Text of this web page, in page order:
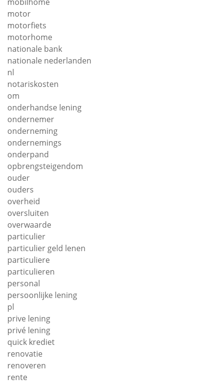
motor
motorfiets
motorhome
nationale bank
nationale nederlanden
nl
notariskosten
om
onderhandse lening
ondernemer
onderneming
ondernemings
onderpand
opbrengsteigendom
ouder
ouders
overheid
oversluiten
overwaarde
particulier
particulier geld lenen
particuliere
particulieren
personal
persoonlijke lening
pl
prive lening
privé lening
quick krediet
renovatie
renoveren
rente